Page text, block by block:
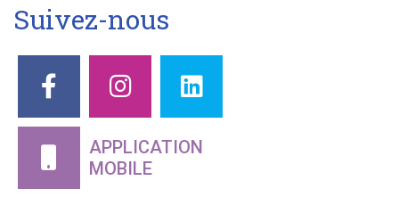
Suivez-nous
APPLICATION
MOBILE